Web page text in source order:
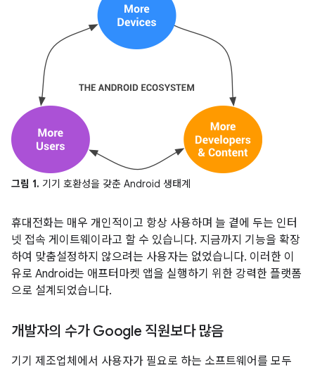
그림 1. 기기 호환성을 갖춘 Android 생태계
휴대전화는 매우 개인적이고 항상 사용하며 늘 곁에 두는 인터
넷 접속 게이트웨이라고 할 수 있습니다. 지금까지 기능을 확장
하여 맞춤설정하지 않으려는 사용자는 없었습니다. 이러한 이
유로 Android는 애프터마켓 앱을 실행하기 위한 강력한 플랫폼
으로 설계되었습니다.
개발자의 수가 Google 직원보다 많음
기기 제조업체에서 사용자가 필요로 하는 소프트웨어를 모두